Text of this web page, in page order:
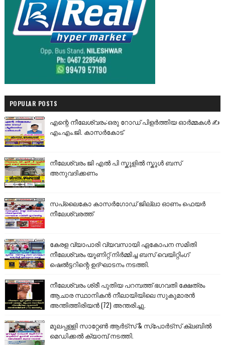
POPULAR POSTS
എന്റെ നീലേശ്വരം:ഒരു റോഡ് പിളർത്തിയ ഓർമ്മകൾ ✍️
എം.എം.ജി. കാസർകോട്
നീലേശ്വരം ജി എൽ പി സ്കൂളിൽ സ്കൂൾ ബസ്
അനുവദിക്കണം
സപ്ലൈകോ കാസർഗോഡ് ജില്ലാ ഓണം ഫെയർ
നീലേശ്വരത്ത്
കേരള വ്യാപാരി വ്യവസായി ഏകോപന സമിതി
നീലേശ്വരം യൂണിറ്റ് നിർമ്മിച്ച ബസ് വെയിറ്റിംഗ്
ഷെൽട്ടറിന്റെ ഉദ്ഘാടനം നടത്തി.
നീലേശ്വരം ശ്രീ പുതിയ പറമ്പത്ത് ഭഗവതി ക്ഷേത്രം
ആചാര സ്ഥാനികൻ നീലായിയിലെ സുകുമാരൻ
അന്തിത്തിരിയൻ (72) അന്തരിച്ചു.
മൂലപ്പള്ളി സാറ്റേൺ ആർട്സ് & സ്പോർട്സ് ക്ലബിൽ
മെഡിക്കൽ ക്യാമ്പ് നടത്തി.